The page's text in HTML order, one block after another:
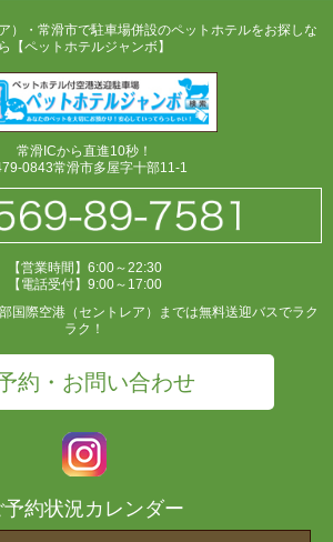
）・常滑市で駐車場併設のペットホテルをお探しな
ら【ペットホテルジャンボ】
常滑ICから直進10秒！
0843常滑市多屋字十部11-1
【営業時間】6:00～22:30
【電話受付】9:00～17:00
国際空港（セントレア）までは無料送迎バスでラク
ラク！
約・お問い合わせ
予約状況カレンダー